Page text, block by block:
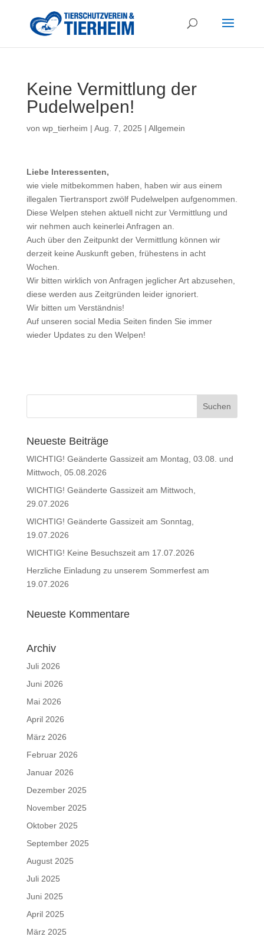
Keine Vermittlung der
Pudelwelpen!
von wp_tierheim | Aug. 7, 2025 | Allgemein
Liebe Interessenten,
wie viele mitbekommen haben, haben wir aus einem
illegalen Tiertransport zwölf Pudelwelpen aufgenommen.
Diese Welpen stehen aktuell nicht zur Vermittlung und
wir nehmen auch keinerlei Anfragen an.
Auch über den Zeitpunkt der Vermittlung können wir
derzeit keine Auskunft geben, frühestens in acht
Wochen.
Wir bitten wirklich von Anfragen jeglicher Art abzusehen,
diese werden aus Zeitgründen leider ignoriert.
Wir bitten um Verständnis!
Auf unseren social Media Seiten finden Sie immer
wieder Updates zu den Welpen!
Neueste Beiträge
WICHTIG! Geänderte Gassizeit am Montag, 03.08. und
Mittwoch, 05.08.2026
WICHTIG! Geänderte Gassizeit am Mittwoch,
29.07.2026
WICHTIG! Geänderte Gassizeit am Sonntag,
19.07.2026
WICHTIG! Keine Besuchszeit am 17.07.2026
Herzliche Einladung zu unserem Sommerfest am
19.07.2026
Neueste Kommentare
Archiv
Juli 2026
Juni 2026
Mai 2026
April 2026
März 2026
Februar 2026
Januar 2026
Dezember 2025
November 2025
Oktober 2025
September 2025
August 2025
Juli 2025
Juni 2025
April 2025
März 2025